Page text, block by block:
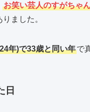
お笑い芸人のすがちゃ
ました。
年)で33歳と同い年で
日